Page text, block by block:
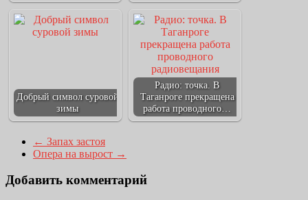
Добрый символ суровой
зимы
Радио: точка. В
Таганроге прекращена
работа проводного…
← Запах застоя
Опера на вырост →
Добавить комментарий